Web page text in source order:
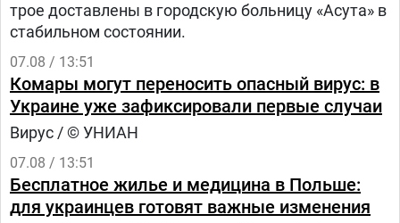
трое доставлены в городскую больницу «Асута» в
стабильном состоянии.
07.08 / 13:51
Комары могут переносить опасный вирус: в
Украине уже зафиксировали первые случаи
Вирус / © УНИАН
07.08 / 13:51
Бесплатное жилье и медицина в Польше:
для украинцев готовят важные изменения